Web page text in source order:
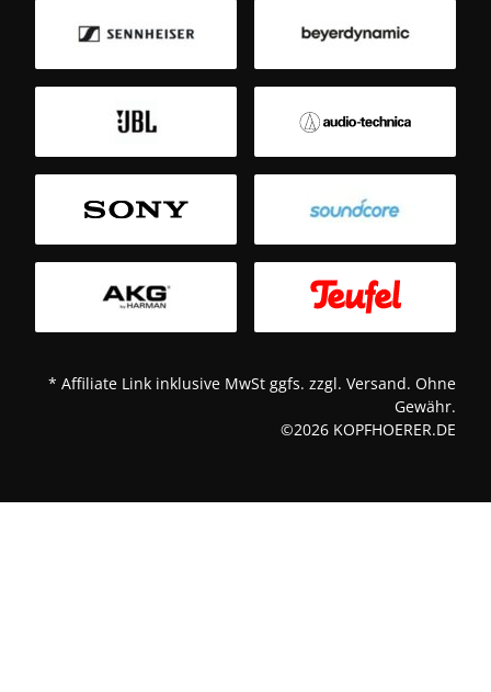
* Affiliate Link inklusive MwSt ggfs. zzgl. Versand. Ohne
Gewähr.
©2026 KOPFHOERER.DE